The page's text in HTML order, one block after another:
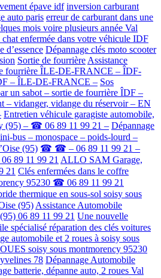
épave idf inversion carburant
auto paris erreur de carburant dans une
mois voire plusieurs année Val
enfermée dans votre véhicule IDF
d’essence Dépannage clés moto scooter
Sortie de fourrière Assistance
fourrière ÎLE-DE-FRANCE – ÎDF-
– ÎLE-DE-FRANCE – Sos
un sabot – sortie de fourrière ÎDF –
– vidanger, vidange du réservoir – EN
Entretien véhicule garagiste automobile,
(95) – ☎ 06 89 11 99 21 – Dépannage
bus – monospace – poids-lourd –
(95) ☎ ☎ – 06 89 11 99 21 –
89 11 99 21 ALLO SAM Garage,
21 Clés enfermées dans le coffre
95230 ☎ 06 89 11 99 21
thermique en sous-sol soisy sous
(95) Assistance Automobile
06 89 11 99 21 Une nouvelle
spécialisé réparation des clés voitures
automobile et 2 roues à soisy sous
soisy sous montmorency 95230
78 Dépannage Automobile
batterie, dépanne auto, 2 roues Val